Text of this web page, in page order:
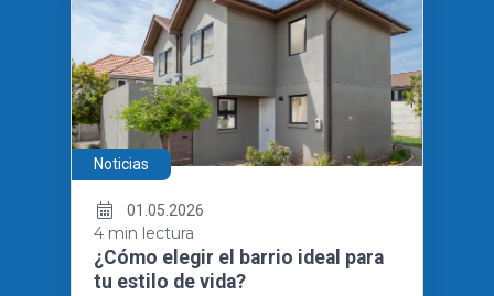
Noticias
01.05.2026
4 min lectura
¿Cómo elegir el barrio ideal para
tu estilo de vida?